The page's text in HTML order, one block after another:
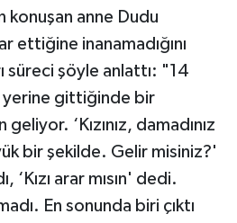
konuşan anne Dudu
ettiğine inanamadığını
süreci şöyle anlattı: "14
yerine gittiğinde bir
‘Kızınız, damadınız
bir şekilde. Gelir misiniz?'
‘Kızı arar mısın' dedi.
En sonunda biri çıktı